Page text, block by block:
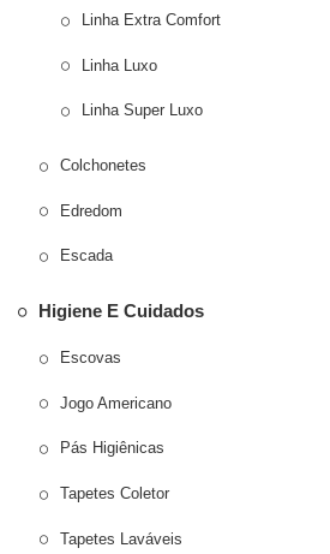
Linha Extra Comfort
Linha Luxo
Linha Super Luxo
Colchonetes
Edredom
Escada
Higiene E Cuidados
Escovas
Jogo Americano
Pás Higiênicas
Tapetes Coletor
Tapetes Laváveis